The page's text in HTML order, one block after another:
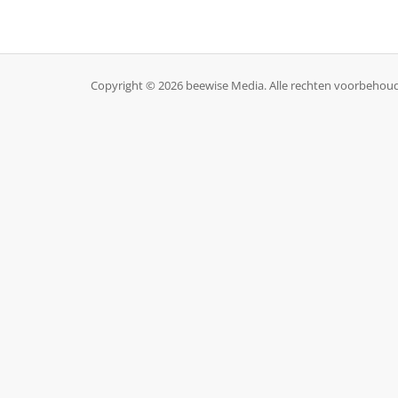
Copyright © 2026 beewise Media. Alle rechten